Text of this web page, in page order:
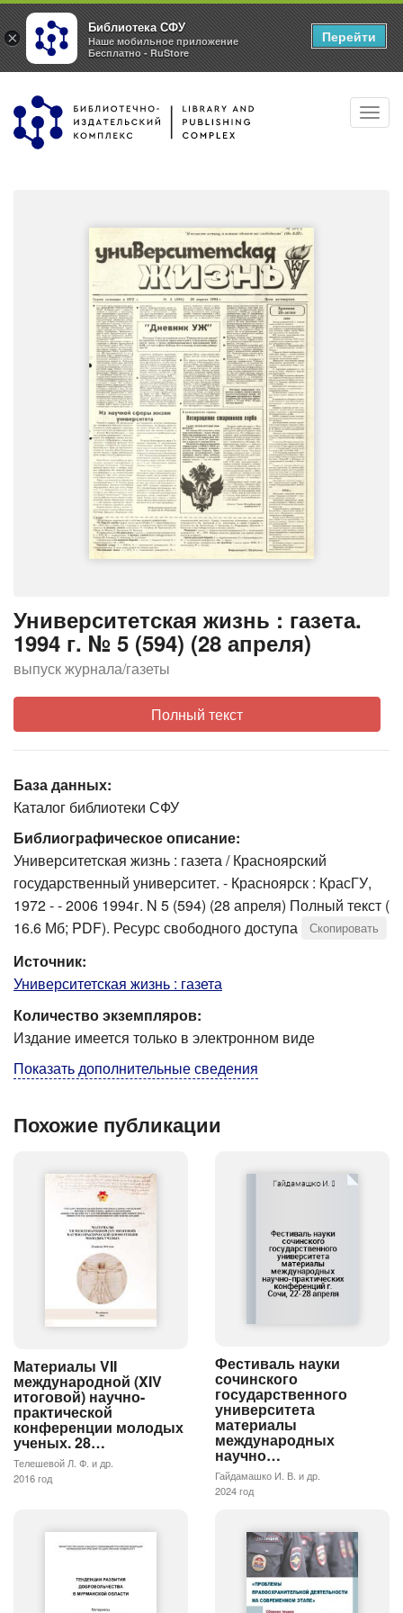
Перейти
основному
Университетская жизнь : газета.
1994 г. № 5 (594) (28 апреля)
выпуск журнала/газеты
Полный текст
База данных:
Каталог библиотеки СФУ
Библиографическое описание:
Университетская жизнь : газета / Красноярский
государственный университет. - Красноярск : КрасГУ,
1972 - - 2006 1994г. N 5 (594) (28 апреля) Полный текст (
16.6 Мб; PDF). Ресурс свободного доступа
Скопировать
Источник:
Университетская жизнь : газета
Количество экземпляров:
Издание имеется только в электронном виде
Показать дополнительные сведения
Похожие публикации
Материалы VII
международной (XIV
итоговой) научно-
практической
конференции молодых
ученых. 28…
Телешевой Л. Ф. и др.
2016 год
Фестиваль науки
сочинского
государственного
университета
материалы
международных
научно…
Гайдамашко И. В. и др.
2024 год
×
Библиотека СФУ
Наше мобильное приложение
Бесплатно - RuStore
Перейти